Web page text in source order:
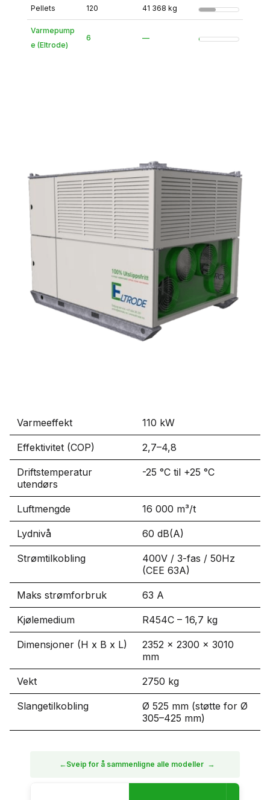
Pellets 120 41 368 kg
Varmepump
e (Eltrode)
6 —
Varmeeffekt 110 kW
Effektivitet (COP) 2,7–4,8
Driftstemperatur
utendørs
-25 °C til +25 °C
Luftmengde 16 000 m³/t
Lydnivå 60 dB(A)
Strømtilkobling
400V / 3-fas / 50Hz
(CEE 63A)
Maks strømforbruk 63 A
Kjølemedium R454C – 16,7 kg
Dimensjoner (H x B x L)
2352 x 2300 x 3010
mm
Vekt 2750 kg
Slangetilkobling
Ø 525 mm (støtte for Ø
305–425 mm)
←Sveip for å sammenligne alle modeller →